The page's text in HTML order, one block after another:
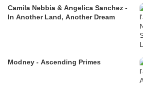
Camila Nebbia & Angelica Sanchez -
In Another Land, Another Dream
Modney - Ascending Primes